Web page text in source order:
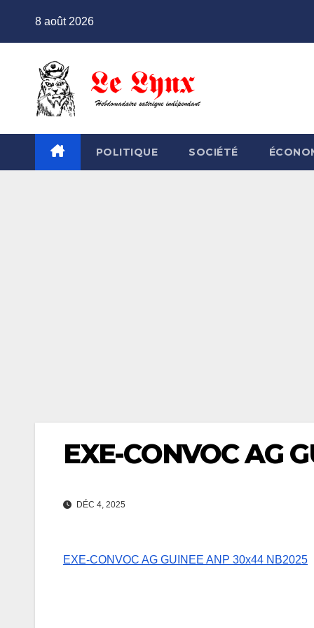
8 août 2026
POLITIQUE SOCIÉTÉ
EXE-CONVOC AG
DÉC 4, 2025
EXE-CONVOC AG GUINEE ANP 30x44 NB2025